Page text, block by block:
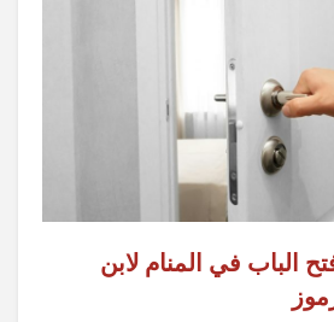
الباب في المنام لابن